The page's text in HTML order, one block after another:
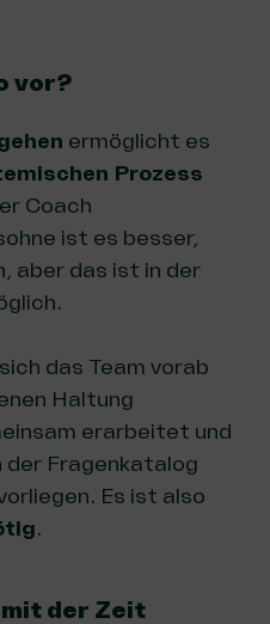
vor?
ermöglicht es
Prozess
Coach
ist es besser,
aber das ist in der
das Team vorab
Haltung
erarbeitet und
Fragenkatalog
Es ist also
.
der Zeit